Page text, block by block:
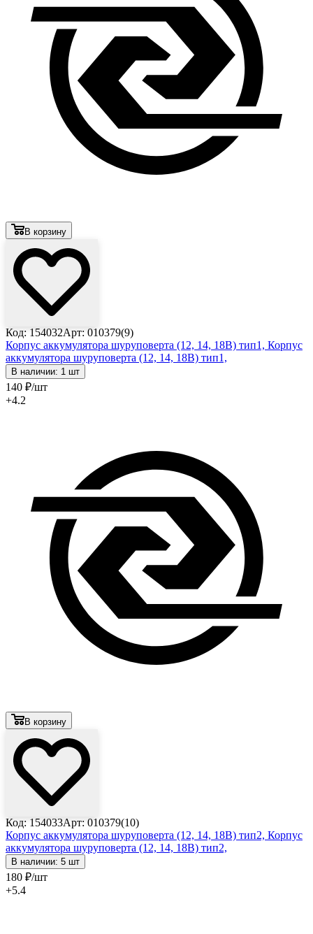
В корзину
Код: 154032Арт: 010379(9)
Корпус аккумулятора шуруповерта (12, 14, 18В) тип1, Корпус
аккумулятора шуруповерта (12, 14, 18В) тип1,
В наличии: 1 шт
140 ₽/шт
+4.2
В корзину
Код: 154033Арт: 010379(10)
Корпус аккумулятора шуруповерта (12, 14, 18В) тип2, Корпус
аккумулятора шуруповерта (12, 14, 18В) тип2,
В наличии: 5 шт
180 ₽/шт
+5.4